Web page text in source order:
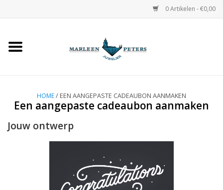
0 Artikelen - €0,00
Home
Sieraden
Gepersonaliseerd
HOME/ EEN AANGEPASTE CADEAUBON AANMAKEN
Een aangepaste cadeaubon aanmaken
Jouw ontwerp